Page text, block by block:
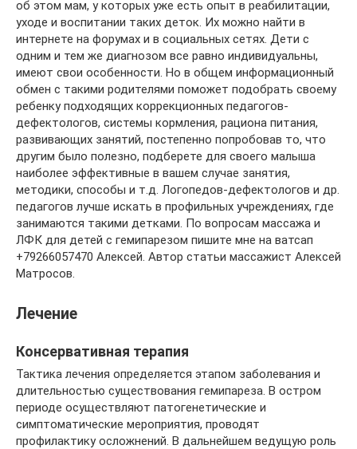
об этом мам, у которых уже есть опыт в реабилитации,
уходе и воспитании таких деток. Их можно найти в
интернете на форумах и в социальных сетях. Дети с
одним и тем же диагнозом все равно индивидуальны,
имеют свои особенности. Но в общем информационный
обмен с такими родителями поможет подобрать своему
ребенку подходящих коррекционных педагогов-
дефектологов, системы кормления, рациона питания,
развивающих занятий, постепенно попробовав то, что
другим было полезно, подберете для своего малыша
наиболее эффективные в вашем случае занятия,
методики, способы и т.д. Логопедов-дефектологов и др.
педагогов лучше искать в профильных учреждениях, где
занимаются такими детками. По вопросам массажа и
ЛФК для детей с гемипарезом пишите мне на ватсап
+79266057470 Алексей. Автор статьи массажист Алексей
Матросов.
Лечение
Консервативная терапия
Тактика лечения определяется этапом заболевания и
длительностью существования гемипареза. В остром
периоде осуществляют патогенетические и
симптоматические мероприятия, проводят
профилактику осложнений. В дальнейшем ведущую роль